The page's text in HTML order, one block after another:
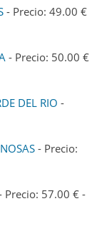
- Precio: 49.00 €
- Precio: 50.00 €
DEL RIO -
- Precio:
Precio: 57.00 € -